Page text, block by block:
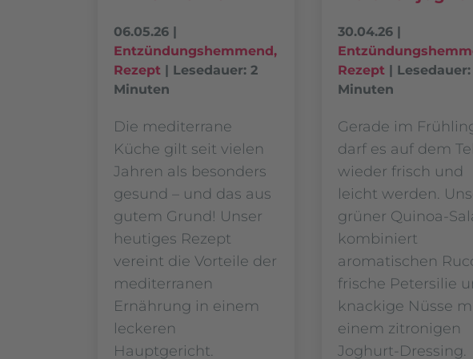
06.05.26
Entzündungshemmend,
Rezept
Lesedauer: 2
Minuten
Die mediterrane
Küche gilt seit vielen
Jahren als besonders
gesund – und das aus
gutem Grund! Unser
heutiges Rezept
vereint die Vorteile der
mediterranen
Ernährung in einem
leckeren
Hauptgericht.
30.04.26|
Rezept| Lesedauer:
Minuten
Gerade im
darf es auf dem
wieder frisch und
leicht werden.
grüner Quinoa-
kombiniert
aromatischen
frische Petersilie
knackige Nüsse
einem zitronigen
Joghurt-Dressing.